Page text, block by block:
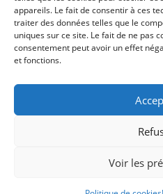
appareils. Le fait de consentir à ces
traiter des données telles que le
uniques sur ce site. Le fait de ne pas
consentement peut avoir un effet
et fonctions.
Voir les
Bureau des
© 2022 –Site internet by